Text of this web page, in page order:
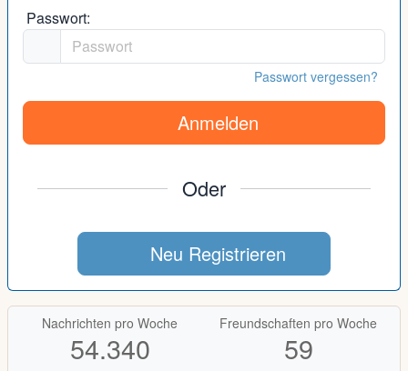
Passwort:
Passwort vergessen?
Anmelden
Oder
Neu Registrieren
Nachrichten pro Woche
54.340
Freundschaften pro Woche
59